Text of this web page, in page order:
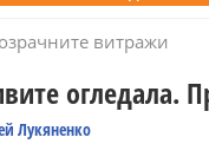
витражи
огледала.
Лукяненко